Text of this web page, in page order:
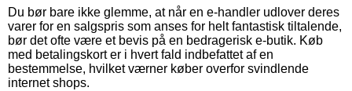
Du bør bare ikke glemme, at når en e-handler udlover deres
varer for en salgspris som anses for helt fantastisk tiltalende,
bør det ofte være et bevis på en bedragerisk e-butik. Køb
med betalingskort er i hvert fald indbefattet af en
bestemmelse, hvilket værner køber overfor svindlende
internet shops.